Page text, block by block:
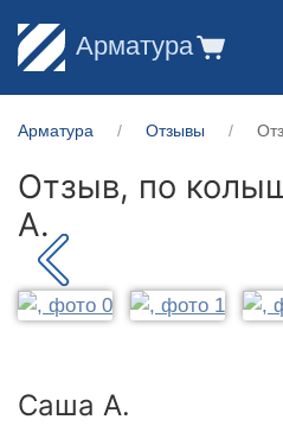
Арматура
Арматура Отзывы
Отзыв, по
А.
Саша А.